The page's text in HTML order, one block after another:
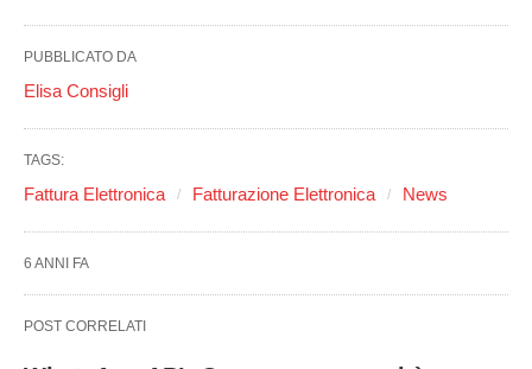
PUBBLICATO DA
Elisa Consigli
TAGS:
Fattura Elettronica Fatturazione Elettronica News
6 ANNI FA
POST CORRELATI